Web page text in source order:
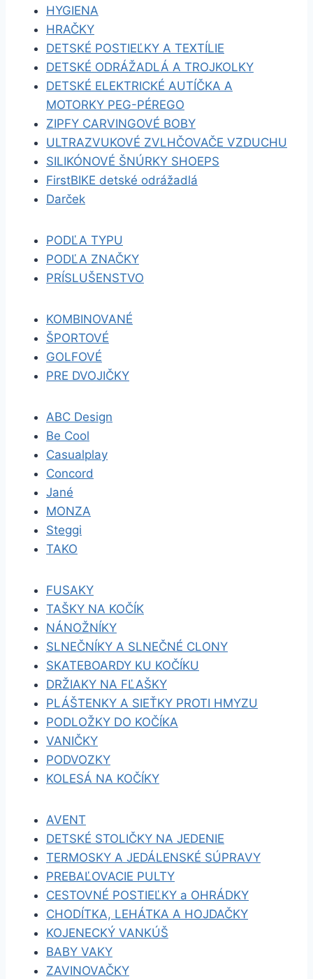
HYGIENA
HRAČKY
DETSKÉ POSTIEĽKY A TEXTÍLIE
DETSKÉ ODRÁŽADLÁ A TROJKOLKY
DETSKÉ ELEKTRICKÉ AUTÍČKA A
MOTORKY PEG-PÉREGO
ZIPFY CARVINGOVÉ BOBY
ULTRAZVUKOVÉ ZVLHČOVAČE VZDUCHU
SILIKÓNOVÉ ŠNÚRKY SHOEPS
FirstBIKE detské odrážadlá
Darček
PODĽA TYPU
PODĽA ZNAČKY
PRÍSLUŠENSTVO
KOMBINOVANÉ
ŠPORTOVÉ
GOLFOVÉ
PRE DVOJIČKY
ABC Design
Be Cool
Casualplay
Concord
Jané
MONZA
Steggi
TAKO
FUSAKY
TAŠKY NA KOČÍK
NÁNOŽNÍKY
SLNEČNÍKY A SLNEČNÉ CLONY
SKATEBOARDY KU KOČÍKU
DRŽIAKY NA FĽAŠKY
PLÁŠTENKY A SIEŤKY PROTI HMYZU
PODLOŽKY DO KOČÍKA
VANIČKY
PODVOZKY
KOLESÁ NA KOČÍKY
AVENT
DETSKÉ STOLIČKY NA JEDENIE
TERMOSKY A JEDÁLENSKÉ SÚPRAVY
PREBAĽOVACIE PULTY
CESTOVNÉ POSTIEĽKY a OHRÁDKY
CHODÍTKA, LEHÁTKA A HOJDAČKY
KOJENECKÝ VANKÚŠ
BABY VAKY
ZAVINOVAČKY